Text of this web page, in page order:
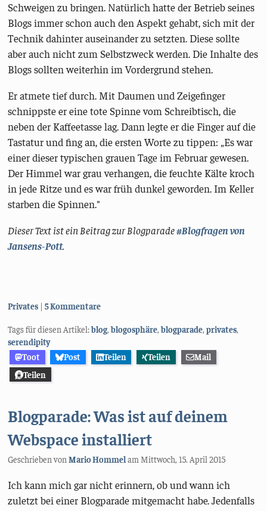
Schweigen zu bringen. Natürlich hatte der Betrieb seines
Blogs immer schon auch den Aspekt gehabt, sich mit der
Technik dahinter auseinander zu setzten. Diese sollte
aber auch nicht zum Selbstzweck werden. Die Inhalte des
Blogs sollten weiterhin im Vordergrund stehen.
Er atmete tief durch. Mit Daumen und Zeigefinger
schnippste er eine tote Spinne vom Schreibtisch, die
neben der Kaffeetasse lag. Dann legte er die Finger auf die
Tastatur und fing an, die ersten Worte zu tippen: „Es war
einer dieser typischen grauen Tage im Februar gewesen.
Der Himmel war grau verhangen, die feuchte Kälte kroch
in jede Ritze und es war früh dunkel geworden. Im Keller
starben die Spinnen."
Dieser Text ist ein Beitrag zur Blogparade#Blogfragen von
Jansens-Pott.
Kategorien:
Privates 5 Kommentare
Tags für diesen Artikel:blog,blogosphäre,blogparade,privates,
serendipity
Toot
Post Teilen Teilen
Mail
Teilen
Blogparade: Was ist auf deinem
Webspace installiert
Geschrieben vonMario Hommelam Mittwoch, 15. April 2015
Ich kann mich gar nicht erinnern, ob und wann ich
zuletzt bei einer Blogparade mitgemacht habe. Jedenfalls